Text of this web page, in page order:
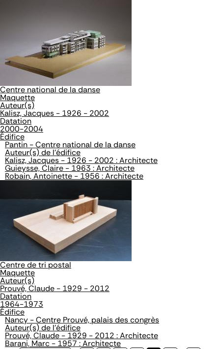
Centre national de la danse
Maquette
Auteur(s)
Kalisz, Jacques - 1926 - 2002
Datation
2000-2004
Édifice
Pantin - Centre national de la danse
Auteur(s) de l'édifice
Kalisz, Jacques - 1926 - 2002 : Architecte
Guieysse, Claire - 1963 : Architecte
Robain, Antoinette - 1956 : Architecte
Centre de tri postal
Maquette
Auteur(s)
Prouvé, Claude - 1929 - 2012
Datation
1964-1973
Édifice
Nancy - Centre Prouvé, palais des congrès
Auteur(s) de l'édifice
Prouvé, Claude - 1929 - 2012 : Architecte
Barani, Marc - 1957 : Architecte